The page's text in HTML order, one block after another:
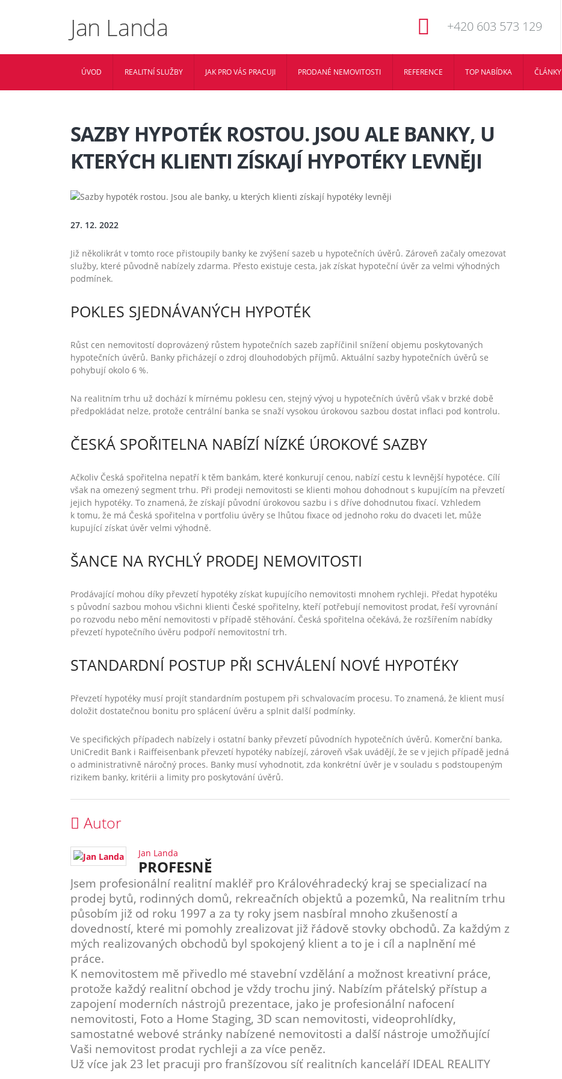
Jan Landa +420 603 573 129
ÚVOD REALITNÍ SLUŽBY JAK PRO VÁS PRACUJI PRODANÉ NEMOVITOSTI REFERENCE TOP NABÍDKA ČLÁNKY
SAZBY HYPOTÉK ROSTOU. JSOU ALE BANKY, U
KTERÝCH KLIENTI ZÍSKAJÍ HYPOTÉKY LEVNĚJI
27. 12. 2022
Již několikrát v tomto roce přistoupily banky ke zvýšení sazeb u hypotečních úvěrů. Zároveň začaly omezovat
služby, které původně nabízely zdarma. Přesto existuje cesta, jak získat hypoteční úvěr za velmi výhodných
podmínek.
POKLES SJEDNÁVANÝCH HYPOTÉK
Růst cen nemovitostí doprovázený růstem hypotečních sazeb zapříčinil snížení objemu poskytovaných
hypotečních úvěrů. Banky přicházejí o zdroj dlouhodobých příjmů. Aktuální sazby hypotečních úvěrů se
pohybují okolo 6 %.
Na realitním trhu už dochází k mírnému poklesu cen, stejný vývoj u hypotečních úvěrů však v brzké době
předpokládat nelze, protože centrální banka se snaží vysokou úrokovou sazbou dostat inflaci pod kontrolu.
ČESKÁ SPOŘITELNA NABÍZÍ NÍZKÉ ÚROKOVÉ SAZBY
Ačkoliv Česká spořitelna nepatří k těm bankám, které konkurují cenou, nabízí cestu k levnější hypotéce. Cílí
však na omezený segment trhu. Při prodeji nemovitosti se klienti mohou dohodnout s kupujícím na převzetí
jejich hypotéky. To znamená, že získají původní úrokovou sazbu i s dříve dohodnutou fixací. Vzhledem
k tomu, že má Česká spořitelna v portfoliu úvěry se lhůtou fixace od jednoho roku do dvaceti let, může
kupující získat úvěr velmi výhodně.
ŠANCE NA RYCHLÝ PRODEJ NEMOVITOSTI
Prodávající mohou díky převzetí hypotéky získat kupujícího nemovitosti mnohem rychleji. Předat hypotéku
s původní sazbou mohou všichni klienti České spořitelny, kteří potřebují nemovitost prodat, řeší vyrovnání
po rozvodu nebo mění nemovitosti v případě stěhování. Česká spořitelna očekává, že rozšířením nabídky
převzetí hypotečního úvěru podpoří nemovitostní trh.
STANDARDNÍ POSTUP PŘI SCHVÁLENÍ NOVÉ HYPOTÉKY
Převzetí hypotéky musí projít standardním postupem při schvalovacím procesu. To znamená, že klient musí
doložit dostatečnou bonitu pro splácení úvěru a splnit další podmínky.
Ve specifických případech nabízely i ostatní banky převzetí původních hypotečních úvěrů. Komerční banka,
UniCredit Bank i Raiffeisenbank převzetí hypotéky nabízejí, zároveň však uvádějí, že se v jejich případě jedná
o administrativně náročný proces. Banky musí vyhodnotit, zda konkrétní úvěr je v souladu s podstoupeným
rizikem banky, kritérii a limity pro poskytování úvěrů.
Autor
Jan Landa
PROFESNĚ
Jsem profesionální realitní makléř pro Královéhradecký kraj se specializací na
prodej bytů, rodinných domů, rekreačních objektů a pozemků, Na realitním trhu
působím již od roku 1997 a za ty roky jsem nasbíral mnoho zkušeností a
dovedností, které mi pomohly zrealizovat již řádově stovky obchodů. Za každým z
mých realizovaných obchodů byl spokojený klient a to je i cíl a naplnění mé
práce.
K nemovitostem mě přivedlo mé stavební vzdělání a možnost kreativní práce,
protože každý realitní obchod je vždy trochu jiný. Nabízím přátelský přístup a
zapojení moderních nástrojů prezentace, jako je profesionální nafocení
nemovitosti, Foto a Home Staging, 3D scan nemovitosti, videoprohlídky,
samostatné webové stránky nabízené nemovitosti a další nástroje umožňující
Vaši nemovitost prodat rychleji a za více peněz.
Už více jak 23 let pracuji pro franšízovou síť realitních kanceláří IDEAL REALITY